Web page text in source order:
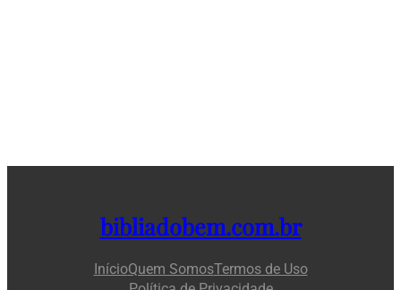
bibliadobem.com.br
InícioQuem SomosTermos de Uso